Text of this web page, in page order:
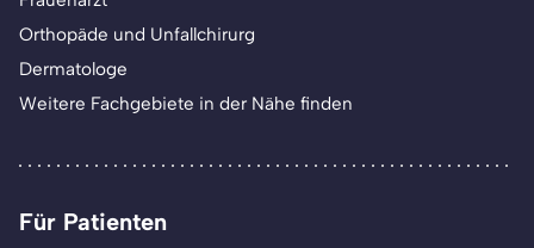
Orthopäde und Unfallchirurg
Dermatologe
Weitere Fachgebiete in der Nähe finden
Für Patienten